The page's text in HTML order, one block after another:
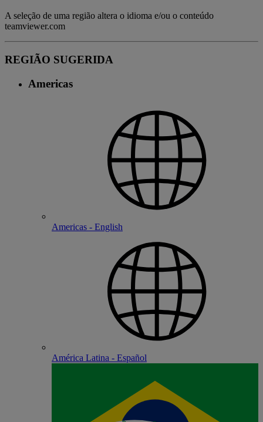
A seleção de uma região altera o idioma e/ou o conteúdo
teamviewer.com
REGIÃO SUGERIDA
Americas
Americas - English
América Latina - Español